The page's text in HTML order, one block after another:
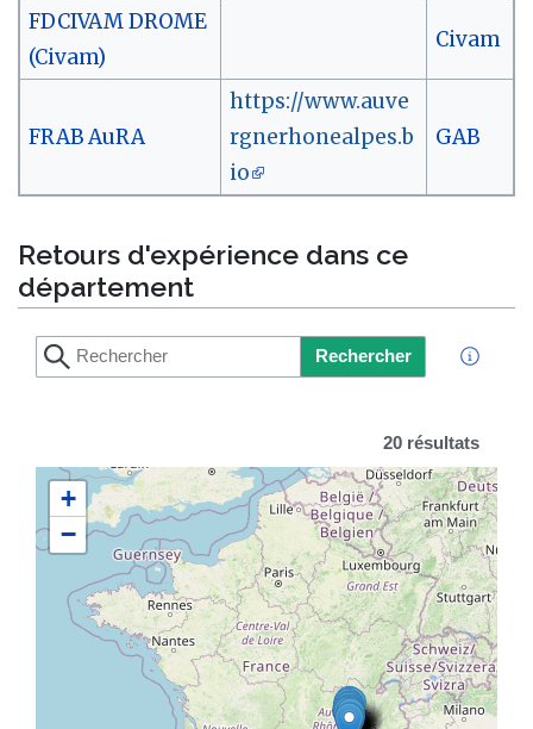
FDCIVAM DROME
(Civam)
Civam
FRAB AuRA
https://www.auve
rgnerhonealpes.b
io
GAB
Retours d'expérience dans ce
département
Rechercher
20 résultats
+
−